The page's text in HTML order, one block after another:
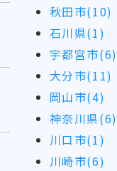
秋田市(10)
石川県(1)
宇都宮市(6)
大分市(11)
岡山市(4)
神奈川県(6)
川口市(1)
川崎市(6)